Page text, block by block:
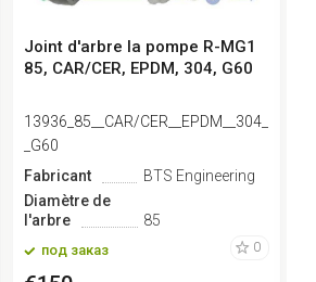
Joint d'arbre la pompe R-MG1
85, CAR/CER, EPDM, 304, G60
13936_85__CAR/CER__EPDM__304_
_G60
Fabricant
BTS Engineering
Diamètre de
l'arbre
85
под заказ 0